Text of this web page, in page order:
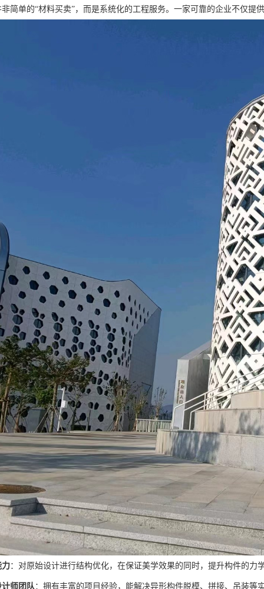
非简单的“材料买卖”，而是系统化的工程服务。一家可靠的企业不仅提
力：对原始设计进行结构优化，在保证美学效果的同时，提升构件的力
师团队：拥有丰富的项目经验，能解决异形构件脱模、拼接、吊装等